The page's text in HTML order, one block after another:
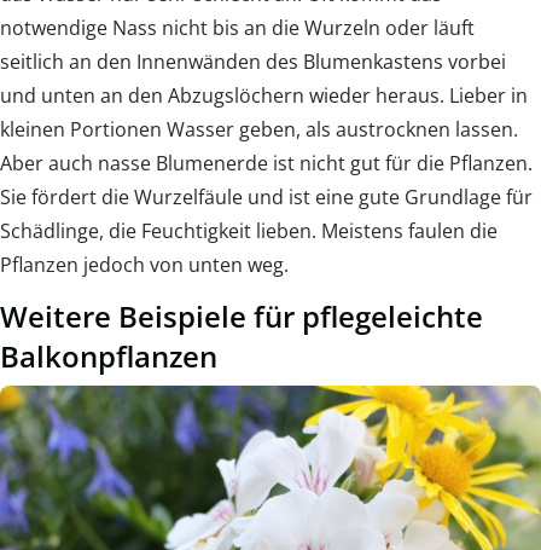
notwendige Nass nicht bis an die Wurzeln oder läuft
seitlich an den Innenwänden des Blumenkastens vorbei
und unten an den Abzugslöchern wieder heraus. Lieber in
kleinen Portionen Wasser geben, als austrocknen lassen.
Aber auch nasse Blumenerde ist nicht gut für die Pflanzen.
Sie fördert die Wurzelfäule und ist eine gute Grundlage für
Schädlinge, die Feuchtigkeit lieben. Meistens faulen die
Pflanzen jedoch von unten weg.
Weitere Beispiele für pflegeleichte
Balkonpflanzen